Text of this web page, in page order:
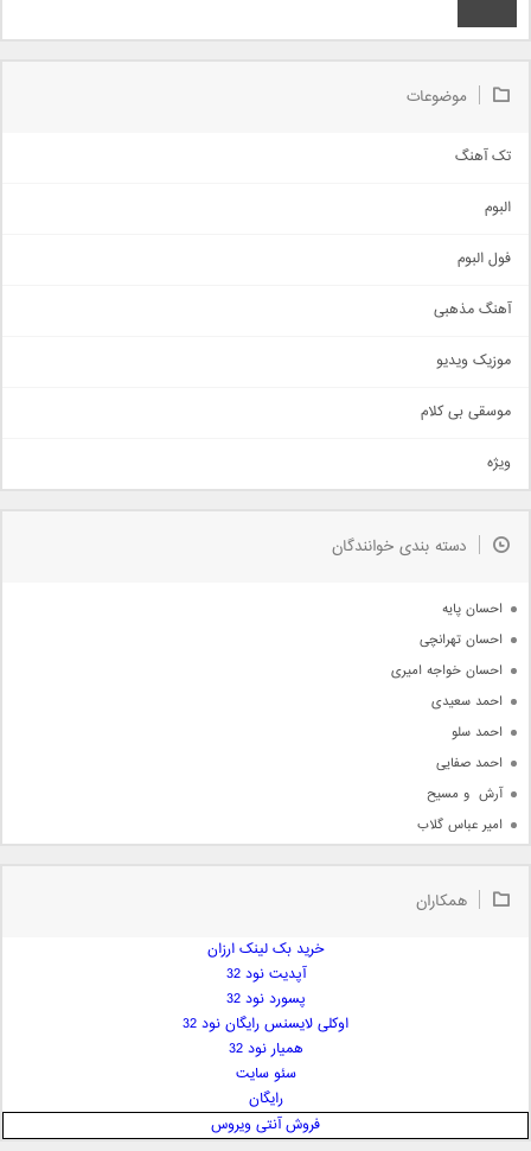
موضوعات
تک آهنگ
اجتماعی
حماسی
سنتی
اهنگ بندرعباسی
دمو
مذهبی
جدیدترین ها
البوم
فول البوم
آهنگ مذهبی
موزیک ویدیو
موسقی بی کلام
ویژه
دسته بندی خوانندگان
احسان پایه
احسان تهرانچی
احسان خواجه امیری
احمد سعیدی
احمد سلو
احمد صفایی
آرش  و مسیح
امیر عباس گلاب
امیر علی
ایمان غلامی
همکاران
خرید بک لینک ارزان
آپدیت نود 32
پسورد نود 32
اوکلی لایسنس رایگان نود 32
همیار نود 32
سئو سایت
رایگان
فروش آنتی ویروس